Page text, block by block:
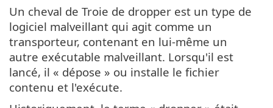
Un cheval de Troie de dropper est un type de
logiciel malveillant qui agit comme un
transporteur, contenant en lui-même un
autre exécutable malveillant. Lorsqu'il est
lancé, il « dépose » ou installe le fichier
contenu et l'exécute.